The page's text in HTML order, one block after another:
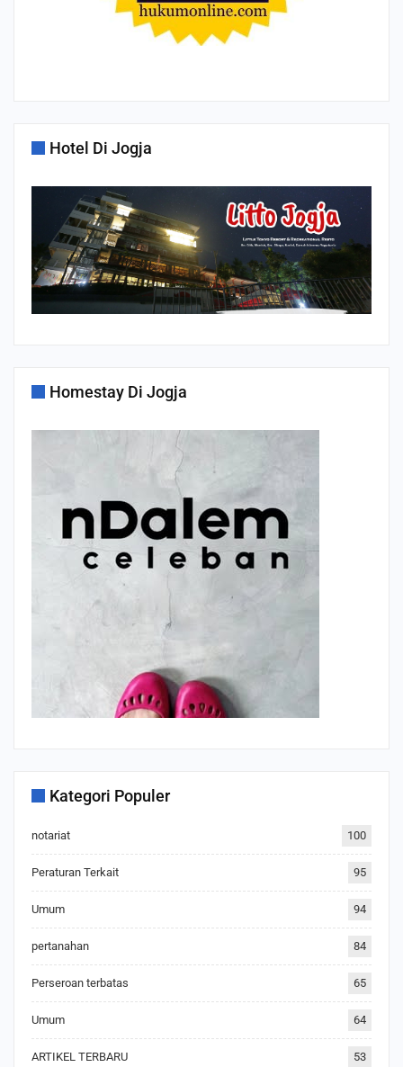
Hotel Di Jogja
Homestay Di Jogja
Kategori Populer
notariat 100
Peraturan Terkait 95
Umum 94
pertanahan 84
Perseroan terbatas 65
Umum 64
ARTIKEL TERBARU 53